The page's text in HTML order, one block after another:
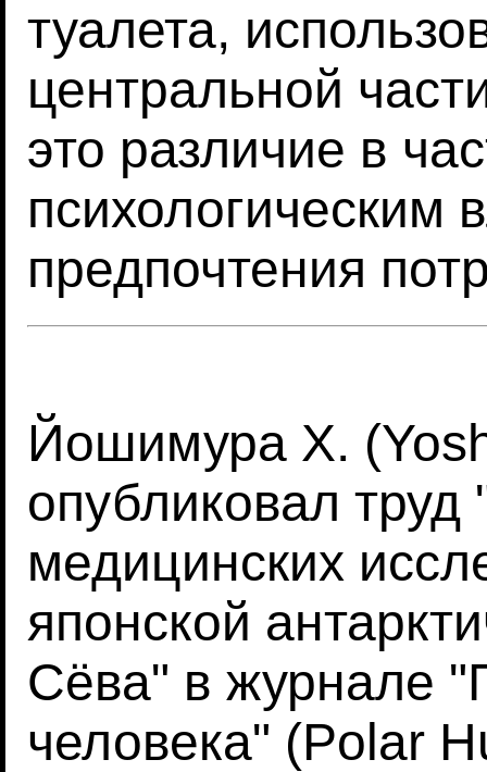
туалета,
центральной
это различие в
психологическим
предпочтения
Йошимура Х.
опубликовал
медицинских
японской
Сёва" в журнале
человека" (Polar